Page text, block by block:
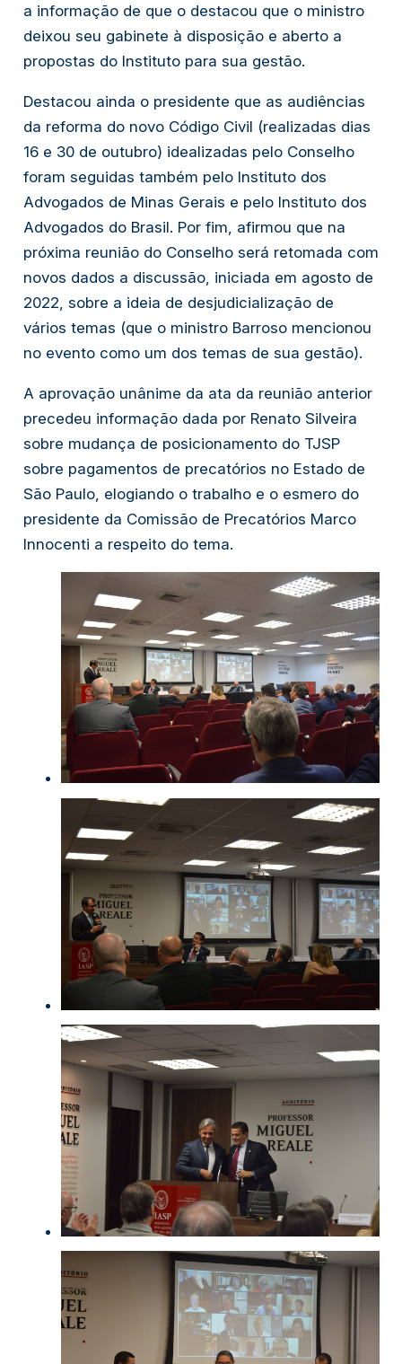
a informação de que o destacou que o ministro
deixou seu gabinete à disposição e aberto a
propostas do Instituto para sua gestão.
Destacou ainda o presidente que as audiências
da reforma do novo Código Civil (realizadas dias
16 e 30 de outubro) idealizadas pelo Conselho
foram seguidas também pelo Instituto dos
Advogados de Minas Gerais e pelo Instituto dos
Advogados do Brasil. Por fim, afirmou que na
próxima reunião do Conselho será retomada com
novos dados a discussão, iniciada em agosto de
2022, sobre a ideia de desjudicialização de
vários temas (que o ministro Barroso mencionou
no evento como um dos temas de sua gestão).
A aprovação unânime da ata da reunião anterior
precedeu informação dada por Renato Silveira
sobre mudança de posicionamento do TJSP
sobre pagamentos de precatórios no Estado de
São Paulo, elogiando o trabalho e o esmero do
presidente da Comissão de Precatórios Marco
Innocenti a respeito do tema.